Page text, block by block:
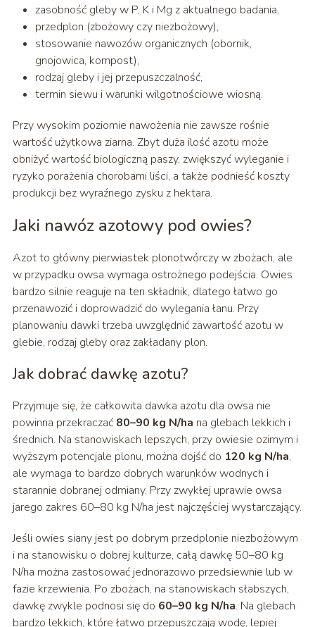
zasobność gleby w P, K i Mg z aktualnego badania,
przedplon (zbożowy czy niezbożowy),
stosowanie nawozów organicznych (obornik,
gnojowica, kompost),
rodzaj gleby i jej przepuszczalność,
termin siewu i warunki wilgotnościowe wiosną.
Przy wysokim poziomie nawożenia nie zawsze rośnie
wartość użytkowa ziarna. Zbyt duża ilość azotu może
obniżyć wartość biologiczną paszy, zwiększyć wyleganie i
ryzyko porażenia chorobami liści, a także podnieść koszty
produkcji bez wyraźnego zysku z hektara.
Jaki nawóz azotowy pod owies?
Azot to główny pierwiastek plonotwórczy w zbożach, ale
w przypadku owsa wymaga ostrożnego podejścia. Owies
bardzo silnie reaguje na ten składnik, dlatego łatwo go
przenawozić i doprowadzić do wylegania łanu. Przy
planowaniu dawki trzeba uwzględnić zawartość azotu w
glebie, rodzaj gleby oraz zakładany plon.
Jak dobrać dawkę azotu?
Przyjmuje się, że całkowita dawka azotu dla owsa nie
powinna przekraczać 80–90 kg N/ha na glebach lekkich i
średnich. Na stanowiskach lepszych, przy owiesie ozimym i
wyższym potencjale plonu, można dojść do 120 kg N/ha,
ale wymaga to bardzo dobrych warunków wodnych i
starannie dobranej odmiany. Przy zwykłej uprawie owsa
jarego zakres 60–80 kg N/ha jest najczęściej wystarczający.
Jeśli owies siany jest po dobrym przedplonie niezbożowym
i na stanowisku o dobrej kulturze, całą dawkę 50–80 kg
N/ha można zastosować jednorazowo przedsiewnie lub w
fazie krzewienia. Po zbożach, na stanowiskach słabszych,
dawkę zwykle podnosi się do 60–90 kg N/ha. Na glebach
bardzo lekkich, które łatwo przepuszczają wodę, lepiej